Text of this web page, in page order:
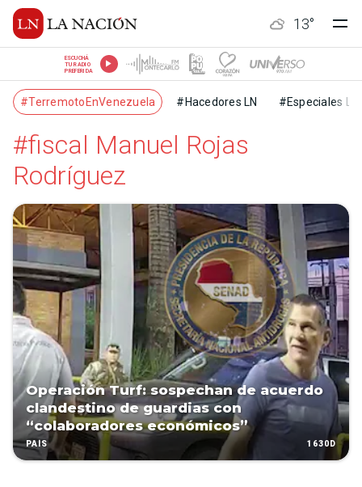
13°
ESCUCHÁ
TU RADIO
PREFERIDA
#TerremotoEnVenezuela #Hacedores LN #Especiales LN
#fiscal Manuel Rojas
Rodríguez
Operación Turf: sospechan de acuerdo
clandestino de guardias con
“colaboradores económicos”
PAÍS 1630D